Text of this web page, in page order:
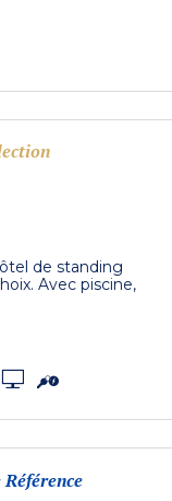
de standing
Avec piscine,